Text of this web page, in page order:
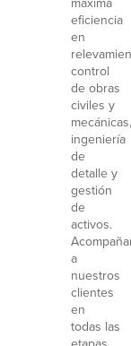
eficiencia
en
control
de obras
civiles y
mecánicas,
ingeniería
de
detalle y
gestión
de
activos.
a
nuestros
clientes
en
todas las